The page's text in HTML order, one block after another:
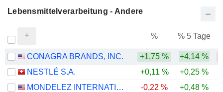
Lebensmittelverarbeitung - Andere
% % 5 Tage
CONAGRA BRANDS, INC. +1,75 % +4,14 %
NESTLÉ S.A.
+0,11 % +0,25 %
MONDELEZ INTERNATIONAL, INC.
-0,22 % +0,48 %